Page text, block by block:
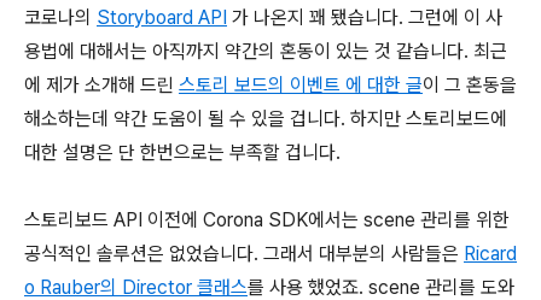
코로나의 Storyboard API 가 나온지 꽤 됐습니다. 그런에 이 사
용법에 대해서는 아직까지 약간의 혼동이 있는 것 같습니다. 최근
에 제가 소개해 드린 스토리 보드의 이벤트 에 대한 글이 그 혼동을
해소하는데 약간 도움이 될 수 있을 겁니다. 하지만 스토리보드에
대한 설명은 단 한번으로는 부족할 겁니다.
스토리보드 API 이전에 Corona SDK에서는 scene 관리를 위한
공식적인 솔루션은 없었습니다. 그래서 대부분의 사람들은 Ricard
o Rauber의 Director 클래스를 사용 했었죠. scene 관리를 도와